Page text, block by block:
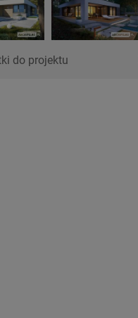
do projektu